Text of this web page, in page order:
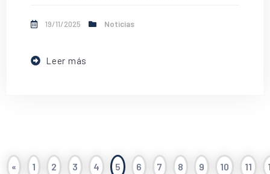
19/11/2025 Noticias
Leer más
« 1 2 3 4 5 6 7 8 9 10 11